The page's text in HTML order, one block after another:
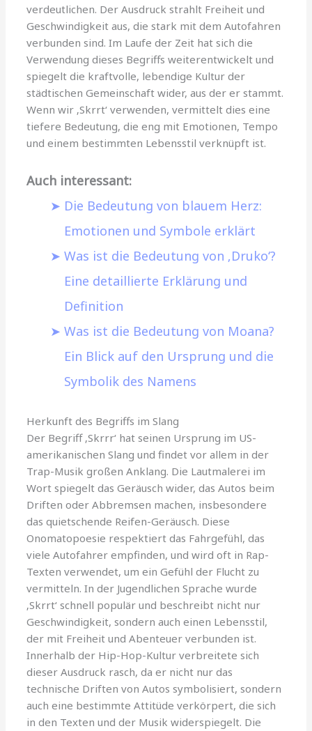
verdeutlichen. Der Ausdruck strahlt Freiheit und
Geschwindigkeit aus, die stark mit dem Autofahren
verbunden sind. Im Laufe der Zeit hat sich die
Verwendung dieses Begriffs weiterentwickelt und
spiegelt die kraftvolle, lebendige Kultur der
städtischen Gemeinschaft wider, aus der er stammt.
Wenn wir ‚Skrrt‘ verwenden, vermittelt dies eine
tiefere Bedeutung, die eng mit Emotionen, Tempo
und einem bestimmten Lebensstil verknüpft ist.
Auch interessant:
Die Bedeutung von blauem Herz:
Emotionen und Symbole erklärt
Was ist die Bedeutung von ‚Druko‘?
Eine detaillierte Erklärung und
Definition
Was ist die Bedeutung von Moana?
Ein Blick auf den Ursprung und die
Symbolik des Namens
Herkunft des Begriffs im Slang
Der Begriff ‚Skrrr‘ hat seinen Ursprung im US-
amerikanischen Slang und findet vor allem in der
Trap-Musik großen Anklang. Die Lautmalerei im
Wort spiegelt das Geräusch wider, das Autos beim
Driften oder Abbremsen machen, insbesondere
das quietschende Reifen-Geräusch. Diese
Onomatopoesie respektiert das Fahrgefühl, das
viele Autofahrer empfinden, und wird oft in Rap-
Texten verwendet, um ein Gefühl der Flucht zu
vermitteln. In der Jugendlichen Sprache wurde
‚Skrrt‘ schnell populär und beschreibt nicht nur
Geschwindigkeit, sondern auch einen Lebensstil,
der mit Freiheit und Abenteuer verbunden ist.
Innerhalb der Hip-Hop-Kultur verbreitete sich
dieser Ausdruck rasch, da er nicht nur das
technische Driften von Autos symbolisiert, sondern
auch eine bestimmte Attitüde verkörpert, die sich
in den Texten und der Musik widerspiegelt. Die